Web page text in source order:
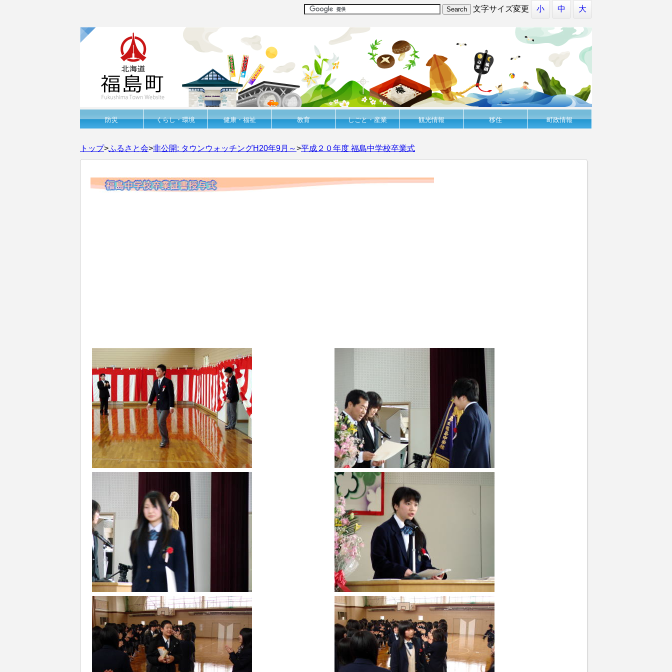
文字サイズ変更 小 中 大
防災 くらし・環境 健康・福祉 教育 しごと・産業 観光情報 移住 町政情報
トップ>ふるさと会>非公開: タウンウォッチングH20年9月～>平成２０年度 福島中学校卒業式